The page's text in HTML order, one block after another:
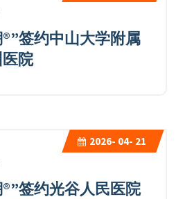
签约中山大学附属
院
2026- 04- 21
签约光谷人民医院